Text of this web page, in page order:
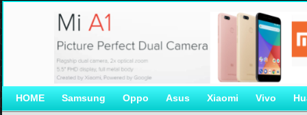
HOME Samsung Oppo Asus Xiaomi Vivo